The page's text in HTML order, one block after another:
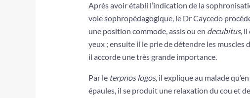
Après avoir établi l’indication de la
voie sophropédagogique, le Dr Caycedo
une position commode, assis ou en decubitus, il
yeux ; ensuite il le prie de déten­dre les muscles
il accorde une très grande importance.
Par le terpnos logos, il explique au malade
épaules, il se produit une relaxation du cou et